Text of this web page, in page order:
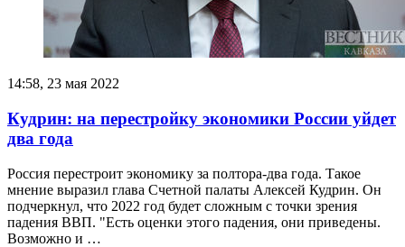
14:58, 23 мая 2022
Кудрин: на перестройку экономики России уйдет
два года
Россия перестроит экономику за полтора-два года. Такое
мнение выразил глава Счетной палаты Алексей Кудрин. Он
подчеркнул, что 2022 год будет сложным с точки зрения
падения ВВП. "Есть оценки этого падения, они приведены.
Возможно и …